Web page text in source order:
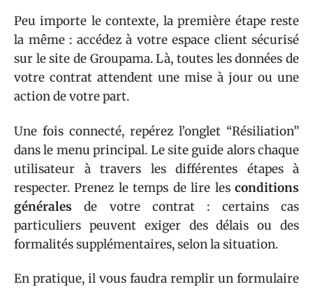
Peu importe le contexte, la première étape reste
la même : accédez à votre espace client sécurisé
sur le site de Groupama. Là, toutes les données de
votre contrat attendent une mise à jour ou une
action de votre part.
Une fois connecté, repérez l’onglet “Résiliation”
dans le menu principal. Le site guide alors chaque
utilisateur à travers les différentes étapes à
respecter. Prenez le temps de lire les conditions
générales de votre contrat : certains cas
particuliers peuvent exiger des délais ou des
formalités supplémentaires, selon la situation.
En pratique, il vous faudra remplir un formulaire